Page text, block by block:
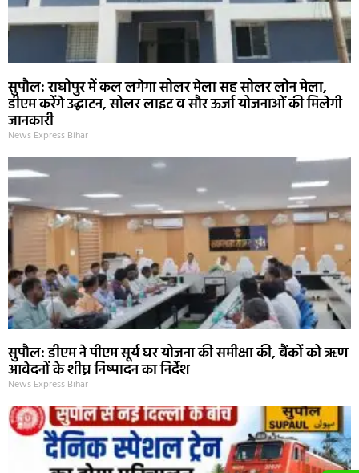
सुपौल: राघोपुर में कल लगेगा सोलर मेला सह सोलर लोन मेला,
डीएम करेंगे उद्घाटन, सोलर लाइट व सौर ऊर्जा योजनाओं की मिलेगी
जानकारी
News Express Bihar
सुपौल: डीएम ने पीएम सूर्य घर योजना की समीक्षा की, बैंकों को ऋण
आवेदनों के शीघ्र निष्पादन का निर्देश
News Express Bihar